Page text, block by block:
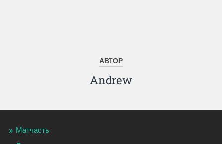
АВТОР
Andrew
Матчасть